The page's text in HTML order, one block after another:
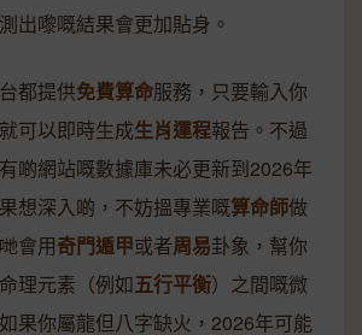
出嚟嘅結果會更加貼身。
都提供免費算命服務，只要輸入你
可以即時生成生肖運程報告。不過
啲網站嘅數據庫未必更新到2026年
想深入啲，不妨搵專業嘅算命師做
會用奇門遁甲或者周易卦象，幫你
理元素（例如五行平衡）之間嘅微
果你屬龍但八字缺火，2026年可能